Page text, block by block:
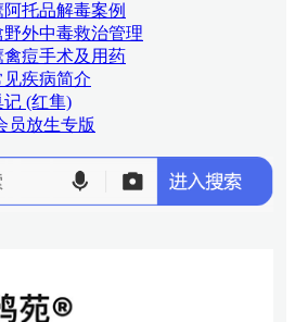
阿托品解毒案例
野外中毒救治管理
禽痘手术及用药
见疾病简介
记 (红隼)
员放生专版